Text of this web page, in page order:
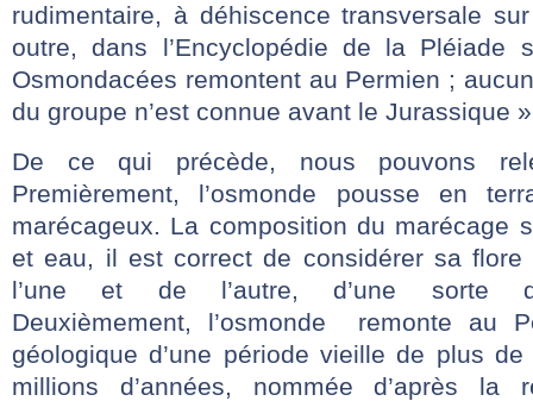
rudimentaire, à déhiscence transversale
outre, dans l’Encyclopédie de la
Osmondacées remontent au Permien ;
du groupe n’est connue avant le Jurassique »
De ce qui précède, nous pouvons
Premièrement, l’osmonde pousse en
marécageux. La composition du marécage
et eau, il est correct de considérer sa flore
l’une et de l’autre, d’une sorte
Deuxièmement, l’osmonde remonte au
géologique d’une période vieille de plus
millions d’années, nommée d’après